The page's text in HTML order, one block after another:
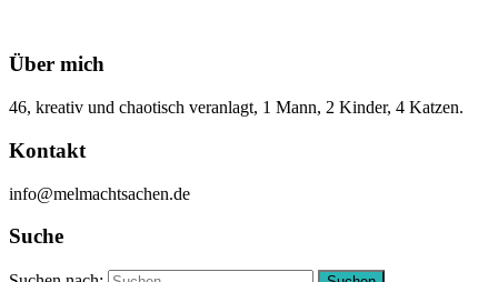
Über mich
46, kreativ und chaotisch veranlagt, 1 Mann, 2 Kinder, 4 Katzen.
Kontakt
info@melmachtsachen.de
Suche